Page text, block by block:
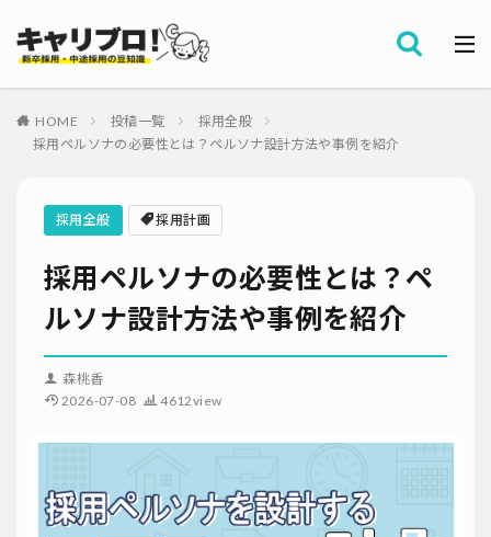
HOME 投稿一覧
採用全般
採用ペルソナの必要性とは？ペルソナ設計方法や事例を紹介
採用全般 採用計画
採用ペルソナの必要性とは？ペ
ルソナ設計方法や事例を紹介
森桃香
2026-07-08
4612view
カテゴリー
タグ
就職サイト
転職サイト
ダイレクトリクルーティング
採用ノウハウ
採用ツール
採用計画
母集団の形成確保
エンジニア採用
採用イベント・合説
面接・選考
内定フォロー
内定辞退
採用コンサルティング
ソーシャルリクルーティング
入社式 AI・RPA
資料ダウンロード